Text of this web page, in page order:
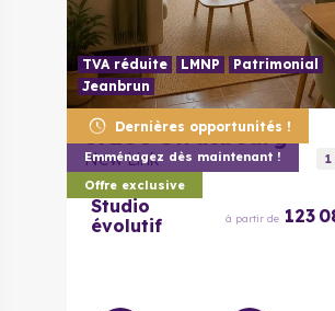
Dernières opportunités !
Emménagez dès maintenant !
Offre exclusive
TVA réduite LMNP
Patrimonial
Jeanbrun
67200 Strasbourg
New Link 1
Studio
évolutif
à partir de 123